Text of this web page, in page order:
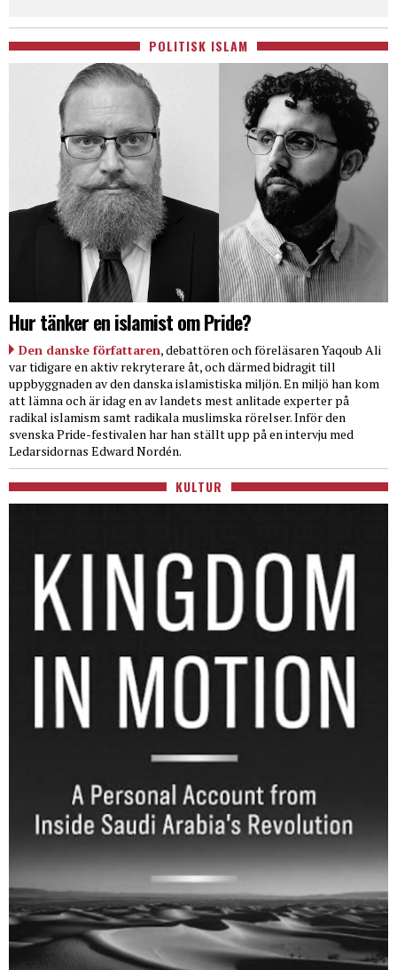
POLITISK ISLAM
Hur tänker en islamist om Pride?
Den danske författaren, debattören och föreläsaren Yaqoub Ali
var tidigare en aktiv rekryterare åt, och därmed bidragit till
uppbyggnaden av den danska islamistiska miljön. En miljö han kom
att lämna och är idag en av landets mest anlitade experter på
radikal islamism samt radikala muslimska rörelser. Inför den
svenska Pride-festivalen har han ställt upp på en intervju med
Ledarsidornas Edward Nordén.
KULTUR